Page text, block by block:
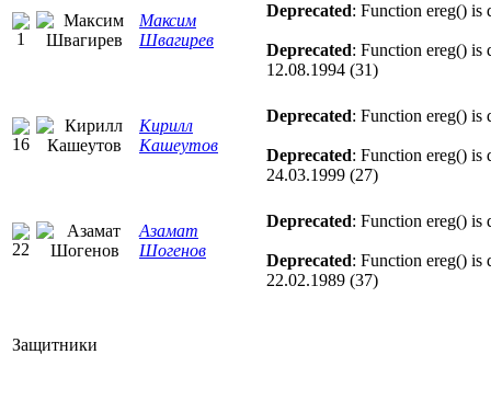
Максим
Швагирев
Deprecated: Function ereg() is
Deprecated: Function ereg() is
12.08.1994 (31)
Кирилл
Кашеутов
Deprecated: Function ereg() is
Deprecated: Function ereg() is
24.03.1999 (27)
Азамат
Шогенов
Deprecated: Function ereg() is
Deprecated: Function ereg() is
22.02.1989 (37)
Защитники